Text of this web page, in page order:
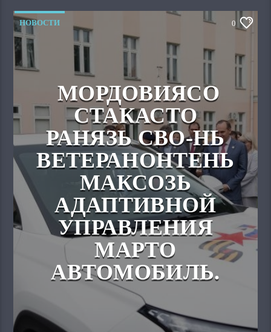
НОВОСТИ 0
МОРДОВИЯСО
СТАКАСТО
РАНЯЗЬ СВО-НЬ
ВЕТЕРАНОНТЕНЬ
МАКСОЗЬ
АДАПТИВНОЙ
УПРАВЛЕНИЯ
МАРТО
АВТОМОБИЛЬ.